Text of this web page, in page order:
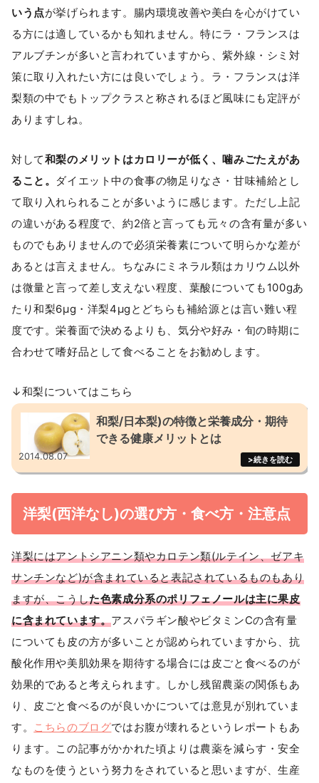
いう点が挙げられます。腸内環境改善や美白を心がけてい
る方には適しているかも知れません。特にラ・フランスは
アルブチンが多いと言われていますから、紫外線・シミ対
策に取り入れたい方には良いでしょう。ラ・フランスは洋
梨類の中でもトップクラスと称されるほど風味にも定評が
ありますしね。
対して和梨のメリットはカロリーが低く、噛みごたえがあ
ること。 ダイエット中の食事の物足りなさ・甘味補給とし
て取り入れられることが多いように感じます。ただし上記
の違いがある程度で、約2倍と言っても元々の含有量が多い
ものでもありませんので必須栄養素について明らかな差が
あるとは言えません。ちなみにミネラル類はカリウム以外
は微量と言って差し支えない程度、葉酸についても100gあ
たり和梨6μg・洋梨4μgとどちらも補給源とは言い難い程
度です。栄養面で決めるよりも、気分や好み・旬の時期に
合わせて嗜好品として食べることをお勧めします。
↓和梨についてはこちら
和梨/日本梨)の特徴と栄養成分・期待
できる健康メリットとは
2014.08.07
洋梨(西洋なし)の選び方・食べ方・注意点
洋梨にはアントシアニン類やカロテン類(ルテイン、ゼアキ
サンチンなど)が含まれていると表記されているものもあり
ますが、こうした色素成分系のポリフェノールは主に果皮
に含まれています。アスパラギン酸やビタミンCの含有量
についても皮の方が多いことが認められていますから、抗
酸化作用や美肌効果を期待する場合には皮ごと食べるのが
効果的であると考えられます。しかし残留農薬の関係もあ
り、皮ごと食べるのが良いかについては意見が別れていま
す。 こちらのブログではお腹が壊れるというレポートもあ
ります。この記事がかかれた頃よりは農薬を減らす・安全
なものを使うという努力をされていると思いますが、生産